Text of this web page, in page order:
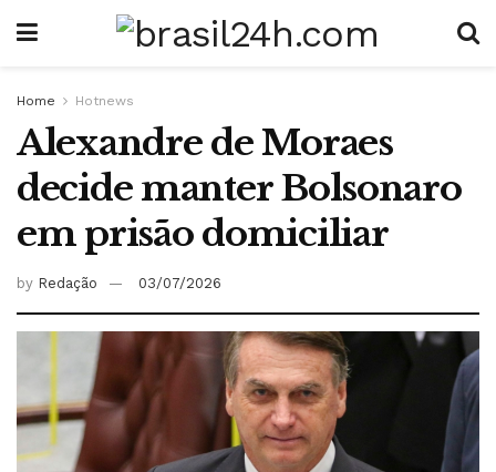
Home Hotnews
Alexandre de Moraes
decide manter Bolsonaro
em prisão domiciliar
by Redação 03/07/2026